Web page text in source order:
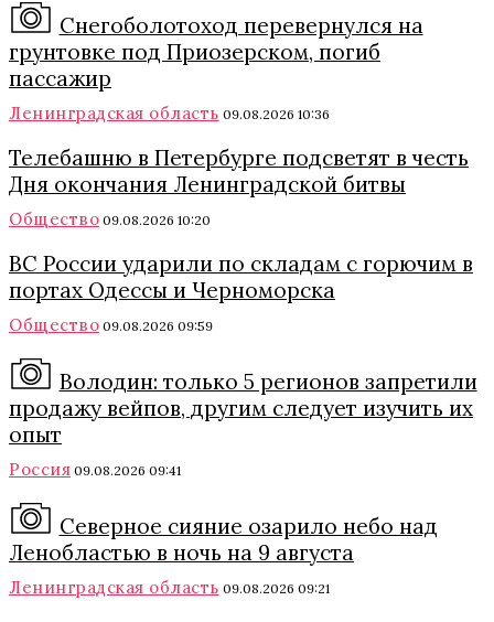
Снегоболотоход перевернулся на
грунтовке под Приозерском, погиб
пассажир
Ленинградская область 09.08.2026 10:36
Телебашню в Петербурге подсветят в честь
Дня окончания Ленинградской битвы
Общество 09.08.2026 10:20
ВС России ударили по складам с горючим в
портах Одессы и Черноморска
Общество 09.08.2026 09:59
Володин: только 5 регионов запретили
продажу вейпов, другим следует изучить их
опыт
Россия 09.08.2026 09:41
Северное сияние озарило небо над
Ленобластью в ночь на 9 августа
Ленинградская область 09.08.2026 09:21